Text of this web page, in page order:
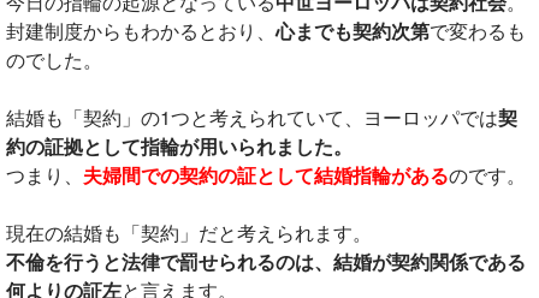
封建制度からもわかるとおり、心までも契約次第で変わるも
のでした。
結婚も「契約」の1つと考えられていて、ヨーロッパでは契
約の証拠として指輪が用いられました。
つまり、 夫婦間での契約の証として結婚指輪があるのです。
現在の結婚も「契約」だと考えられます。
不倫を行うと法律で罰せられるのは、結婚が契約関係である
何よりの証左と言えます。